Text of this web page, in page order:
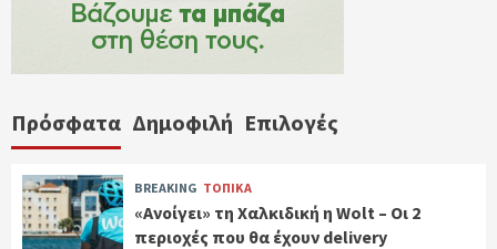
Πρόσφατα Δημοφιλή Επιλογές
BREAKING ΤΟΠΙΚΑ
«Ανοίγει» τη Χαλκιδική η Wolt – Οι 2
περιοχές που θα έχουν delivery